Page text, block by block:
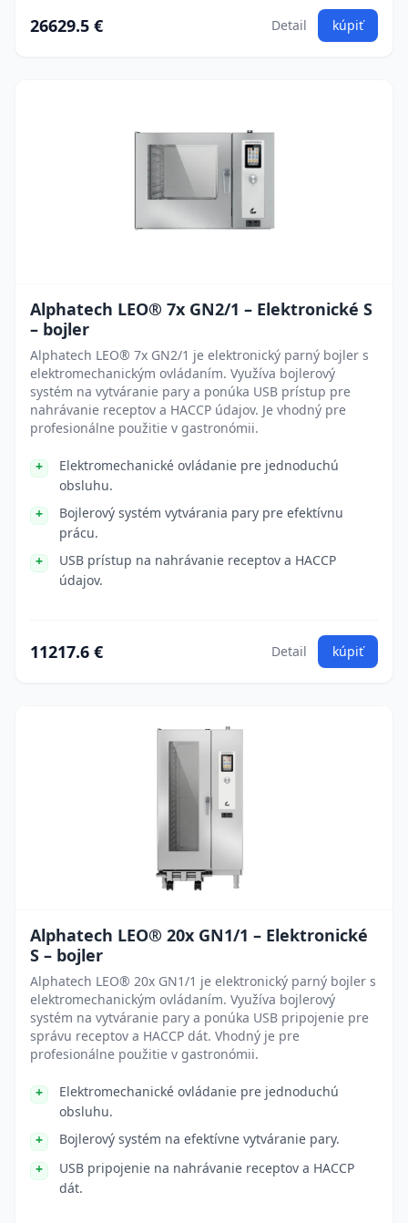
26629.5 € Detail kúpiť
Alphatech LEO® 7x GN2/1 – Elektronické S
– bojler
Alphatech LEO® 7x GN2/1 je elektronický parný bojler s
elektromechanickým ovládaním. Využíva bojlerový
systém na vytváranie pary a ponúka USB prístup pre
nahrávanie receptov a HACCP údajov. Je vhodný pre
profesionálne použitie v gastronómii.
Elektromechanické ovládanie pre jednoduchú
obsluhu.
Bojlerový systém vytvárania pary pre efektívnu
prácu.
USB prístup na nahrávanie receptov a HACCP
údajov.
11217.6 € Detail kúpiť
Alphatech LEO® 20x GN1/1 – Elektronické
S – bojler
Alphatech LEO® 20x GN1/1 je elektronický parný bojler s
elektromechanickým ovládaním. Využíva bojlerový
systém na vytváranie pary a ponúka USB pripojenie pre
správu receptov a HACCP dát. Vhodný je pre
profesionálne použitie v gastronómii.
Elektromechanické ovládanie pre jednoduchú
obsluhu.
Bojlerový systém na efektívne vytváranie pary.
USB pripojenie na nahrávanie receptov a HACCP
dát.